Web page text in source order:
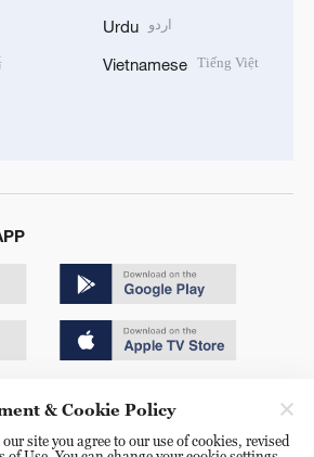
Urdu اردو
Vietnamese Tiếng Việt
& Cookie Policy
site you agree to our use of cookies, revised